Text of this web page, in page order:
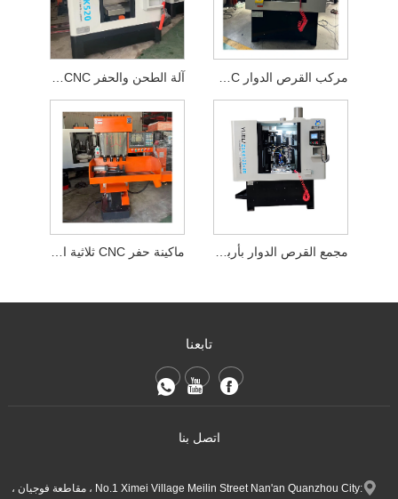
آلة الطحن والحفر CNC ذات المحور الرابع مركب القرص الدوار CNC ذو أربعة محاور
ماكينة حفر CNC ثلاثية المحاور الكل في واحد مجمع القرص الدوار بأربعة محاور وأربع محطات
تابعنا
اتصل بنا
:No.1 Ximei Village Meilin Street Nan'an Quanzhou City ، مقاطعة فوجيان ،